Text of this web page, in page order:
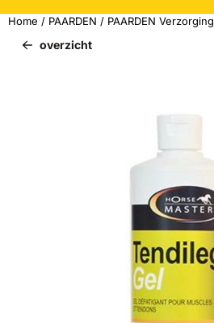
Home / PAARDEN / PAARDEN Verzorging
overzicht